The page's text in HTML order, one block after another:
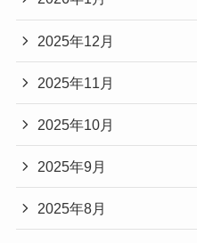
2025年12月
2025年11月
2025年10月
2025年9月
2025年8月